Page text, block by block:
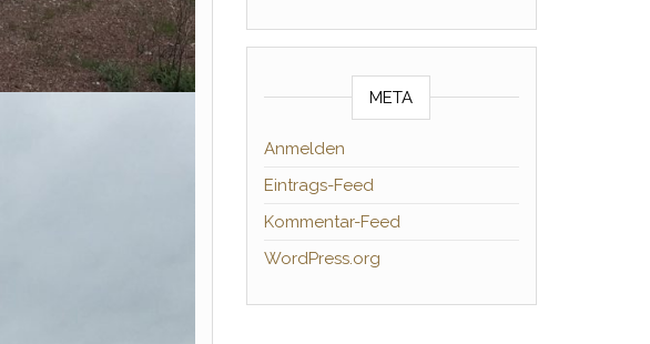
META
Anmelden
Eintrags-Feed
Kommentar-Feed
WordPress.org